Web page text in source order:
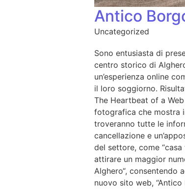
Antico
Uncategorized
Sono entusiasta di
centro storico di
un’esperienza online
il loro soggiorno.
The Heartbeat of a
fotografica che mostra
troveranno tutte le
cancellazione e
del settore, come
attirare un maggior
Alghero“, consentendo
nuovo sito web,